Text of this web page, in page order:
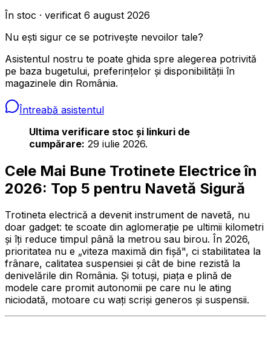
În stoc · verificat 6 august 2026
Nu ești sigur ce se potrivește nevoilor tale?
Asistentul nostru te poate ghida spre alegerea potrivită
pe baza bugetului, preferințelor și disponibilității în
magazinele din România.
Întreabă asistentul
Ultima verificare stoc și linkuri de
cumpărare: 29 iulie 2026.
Cele Mai Bune Trotinete Electrice în
2026: Top 5 pentru Navetă Sigură
Trotineta electrică a devenit instrument de navetă, nu
doar gadget: te scoate din aglomerație pe ultimii kilometri
și îți reduce timpul până la metrou sau birou. În 2026,
prioritatea nu e „viteza maximă din fișă", ci stabilitatea la
frânare, calitatea suspensiei și cât de bine rezistă la
denivelările din România. Și totuși, piața e plină de
modele care promit autonomii pe care nu le ating
niciodată, motoare cu wați scriși generos și suspensii.